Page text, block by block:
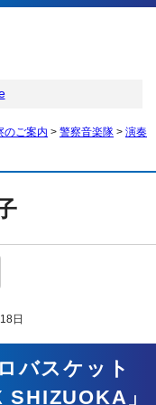
のご案内 > 警察音楽隊 > 演奏
日
バスケット
」